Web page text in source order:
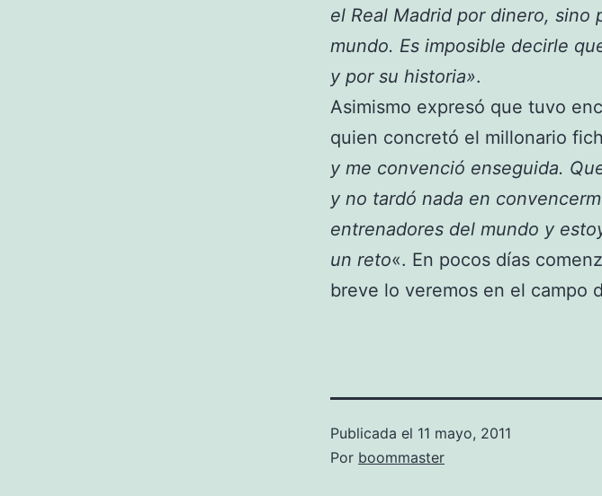
el Real Madrid por dinero, sino
mundo. Es imposible decirle
y por su historia».
Asimismo expresó que tuvo
quien concretó el millonario
y me convenció enseguida.
y no tardó nada en
entrenadores del mundo y
un reto«. En pocos días
breve lo veremos en el campo
Publicada el 11 mayo, 2011
Por boommaster